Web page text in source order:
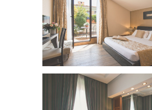
VEDI IMMAGINE